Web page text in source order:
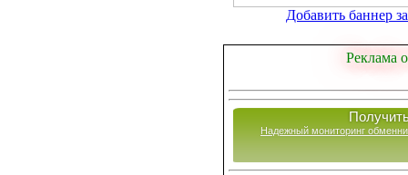
Добавить баннер
Реклама
Надежный мониторинг